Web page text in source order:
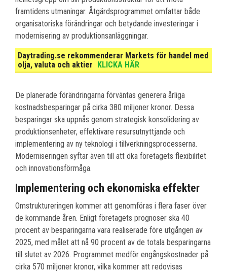
framtidens utmaningar. Åtgärdsprogrammet omfattar både
organisatoriska förändringar och betydande investeringar i
modernisering av produktionsanläggningar.
Daytrading.se rekommenderar Markets för handel med
olja, valuta och aktier
KLICKA HÄR
De planerade förändringarna förväntas generera årliga
kostnadsbesparingar på cirka 380 miljoner kronor. Dessa
besparingar ska uppnås genom strategisk konsolidering av
produktionsenheter, effektivare resursutnyttjande och
implementering av ny teknologi i tillverkningsprocesserna.
Moderniseringen syftar även till att öka företagets flexibilitet
och innovationsförmåga.
Implementering och ekonomiska effekter
Omstruktureringen kommer att genomföras i flera faser över
de kommande åren. Enligt företagets prognoser ska 40
procent av besparingarna vara realiserade före utgången av
2025, med målet att nå 90 procent av de totala besparingarna
till slutet av 2026. Programmet medför engångskostnader på
cirka 570 miljoner kronor, vilka kommer att redovisas